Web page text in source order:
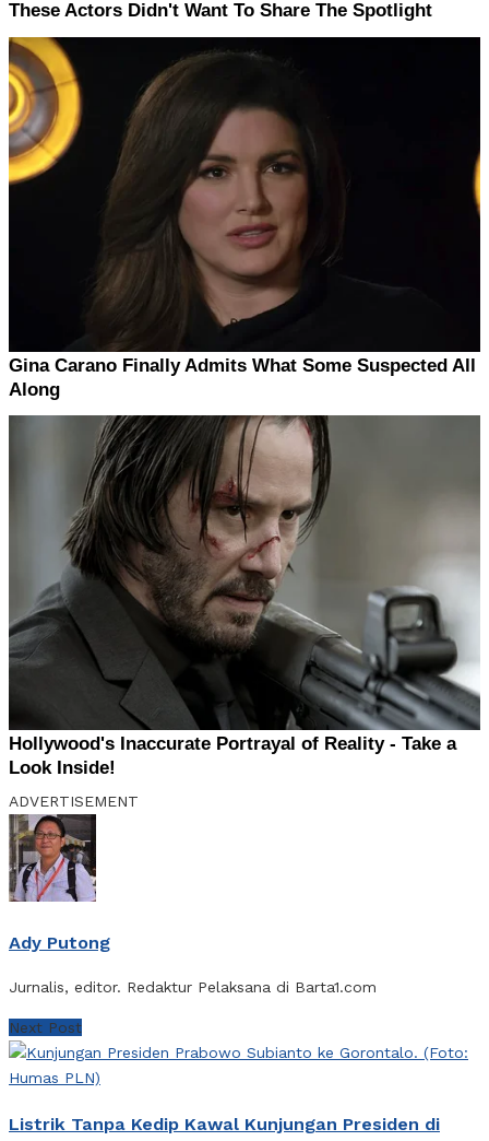
ADVERTISEMENT
Ady Putong
Jurnalis, editor. Redaktur Pelaksana di Barta1.com
Next Post
Listrik Tanpa Kedip Kawal Kunjungan Presiden di